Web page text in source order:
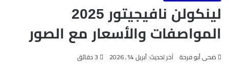
لينكولن نافيجيتور 2025
المواصفات والأسعار مع الصور
ضحى أبو فرحة آخر تحديث: أبريل 14, 2026